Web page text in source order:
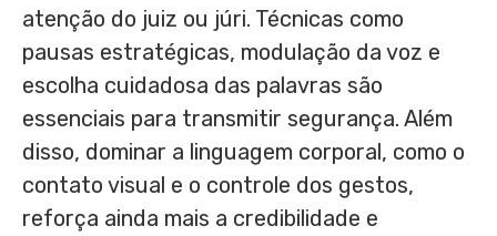
atenção do juiz ou júri. Técnicas como
pausas estratégicas, modulação da voz e
escolha cuidadosa das palavras são
essenciais para transmitir segurança. Além
disso, dominar a linguagem corporal, como o
contato visual e o controle dos gestos,
reforça ainda mais a credibilidade e